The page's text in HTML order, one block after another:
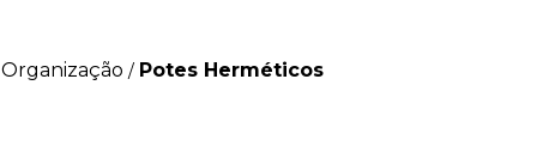
Organização / Potes Herméticos